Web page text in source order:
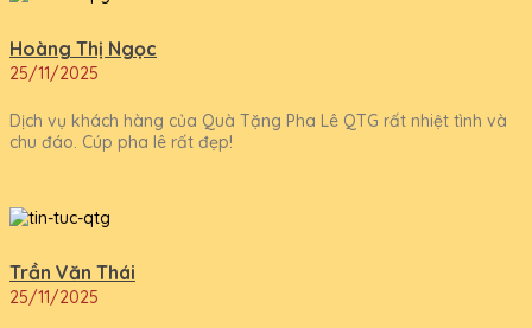
Hoàng Thị Ngọc
25/11/2025
Dịch vụ khách hàng của Quà Tặng Pha Lê QTG rất nhiệt tình và
chu đáo. Cúp pha lê rất đẹp!
Trần Văn Thái
25/11/2025